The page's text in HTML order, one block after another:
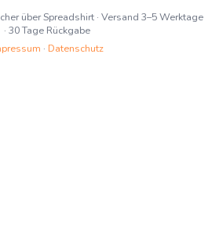
über Spreadshirt · Versand 3–5 Werktage
· 30 Tage Rückgabe
· Datenschutz